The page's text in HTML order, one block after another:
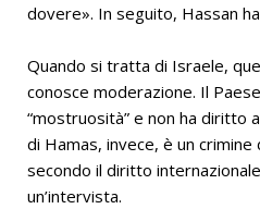
dovere». In seguito, Hassan
Quando si tratta di Israele,
conosce moderazione. Il
“mostruosità” e non ha diritto
di Hamas, invece, è un crimine
secondo il diritto
un’intervista.